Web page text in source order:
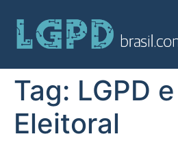
Tag: LGPD
Eleitoral